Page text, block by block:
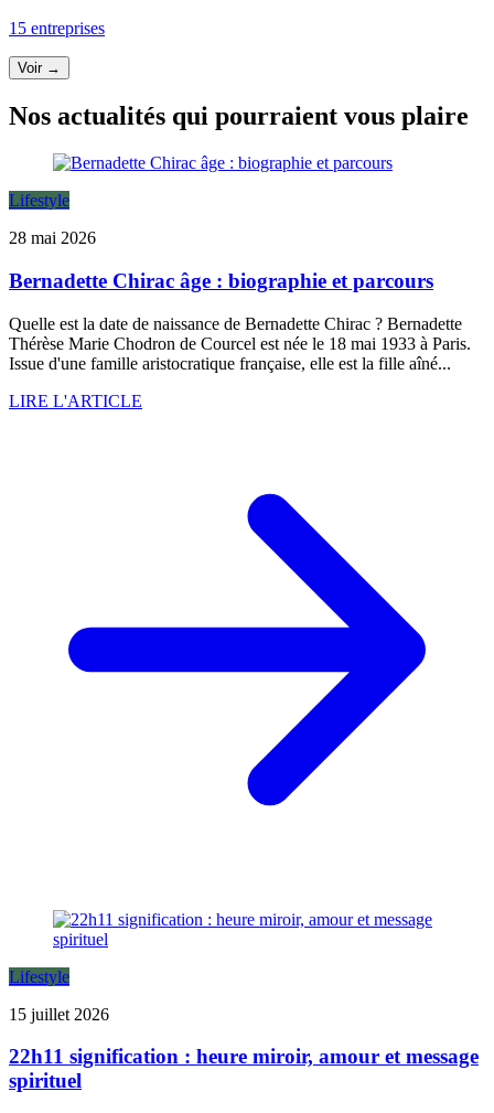
15 entreprises
Voir →
Nos actualités qui pourraient vous plaire
Lifestyle
28 mai 2026
Bernadette Chirac âge : biographie et parcours
Quelle est la date de naissance de Bernadette Chirac ? Bernadette
Thérèse Marie Chodron de Courcel est née le 18 mai 1933 à Paris.
Issue d'une famille aristocratique française, elle est la fille aîné...
LIRE L'ARTICLE
Lifestyle
15 juillet 2026
22h11 signification : heure miroir, amour et message
spirituel